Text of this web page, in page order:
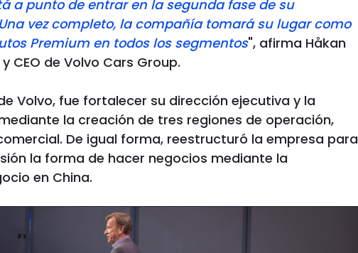
a punto de entrar en la segunda fase de su
vez completo, la compañía tomará su lugar como
Premium en todos los segmentos", afirma Håkan
CEO de Volvo Cars Group.
Volvo, fue fortalecer su dirección ejecutiva y la
la creación de tres regiones de operación,
De igual forma, reestructuró la empresa para
la forma de hacer negocios mediante la
en China.